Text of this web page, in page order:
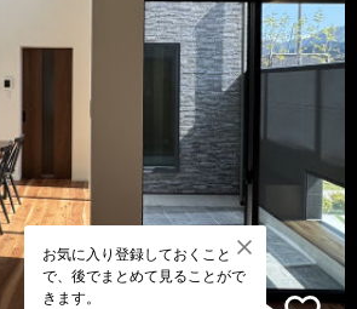
お気に入り登録しておくこと
で、後でまとめて見ることがで
きます。